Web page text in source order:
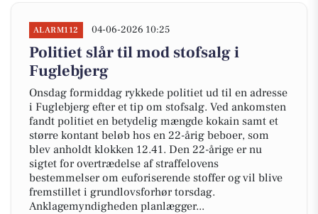
ALARM112 04-06-2026 10:25
Politiet slår til mod stofsalg i
Fuglebjerg
Onsdag formiddag rykkede politiet ud til en adresse
i Fuglebjerg efter et tip om stofsalg. Ved ankomsten
fandt politiet en betydelig mængde kokain samt et
større kontant beløb hos en 22-årig beboer, som
blev anholdt klokken 12.41. Den 22-årige er nu
sigtet for overtrædelse af straffelovens
bestemmelser om euforiserende stoffer og vil blive
fremstillet i grundlovsforhør torsdag.
Anklagemyndigheden planlægger...